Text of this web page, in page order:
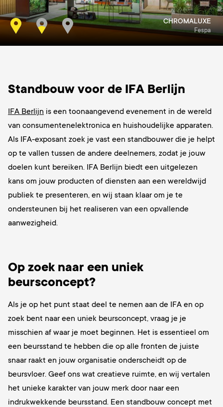
CHROMALUXE
Fespa
Standbouw voor de IFA Berlijn
IFA Berlijn is een toonaangevend evenement in de wereld
van consumentenelektronica en huishoudelijke apparaten.
Als IFA-exposant zoek je vast een standbouwer die je helpt
op te vallen tussen de andere deelnemers, zodat je jouw
doelen kunt bereiken. IFA Berlijn biedt een uitgelezen
kans om jouw producten of diensten aan een wereldwijd
publiek te presenteren, en wij staan klaar om je te
ondersteunen bij het realiseren van een opvallende
aanwezigheid.
Op zoek naar een uniek
beursconcept?
Als je op het punt staat deel te nemen aan de IFA en op
zoek bent naar een uniek beursconcept, vraag je je
misschien af waar je moet beginnen. Het is essentieel om
een beursstand te hebben die op alle fronten de juiste
snaar raakt en jouw organisatie onderscheidt op de
beursvloer. Geef ons wat creatieve ruimte, en wij vertalen
het unieke karakter van jouw merk door naar een
indrukwekkende beursstand. Een standbouw concept met